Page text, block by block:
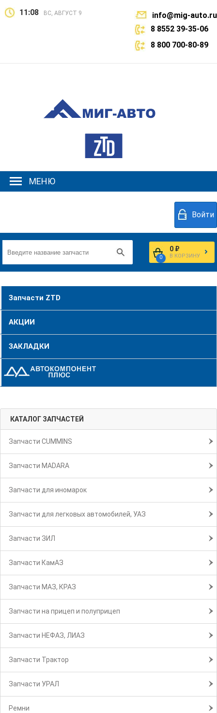
11:08 ВС, АВГУСТ 9
info@mig-auto.ru
8 8552 39-35-06
8 800 700-80-89
МЕНЮ
Войти
0
0 ₽
В КОРЗИНУ
Запчасти ZTD
АКЦИИ
ЗАКЛАДКИ
КАТАЛОГ ЗАПЧАСТЕЙ
Запчасти CUMMINS
Запчасти MADARA
Запчасти для иномарок
Запчасти для легковых автомобилей, УАЗ
Запчасти ЗИЛ
Запчасти КамАЗ
Запчасти МАЗ, КРАЗ
Запчасти на прицеп и полуприцеп
Запчасти НЕФАЗ, ЛИАЗ
Запчасти Трактор
Запчасти УРАЛ
Ремни